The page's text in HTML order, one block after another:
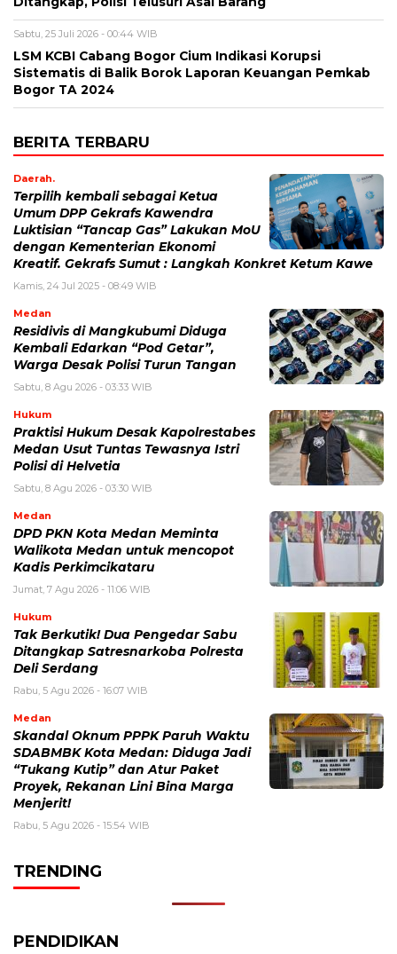
Sabtu, 25 Juli 2026 - 00:44 WIB
LSM KCBI Cabang Bogor Cium Indikasi Korupsi
Sistematis di Balik Borok Laporan Keuangan Pemkab
Bogor TA 2024
BERITA TERBARU
Daerah.
Terpilih kembali sebagai Ketua
Umum DPP Gekrafs Kawendra
Luktisian “Tancap Gas” Lakukan MoU
dengan Kementerian Ekonomi
Kreatif. Gekrafs Sumut : Langkah Konkret Ketum Kawe
Kamis, 24 Jul 2025 - 08:49 WIB
Medan
Residivis di Mangkubumi Diduga
Kembali Edarkan “Pod Getar”,
Warga Desak Polisi Turun Tangan
Sabtu, 8 Agu 2026 - 03:33 WIB
Hukum
Praktisi Hukum Desak Kapolrestabes
Medan Usut Tuntas Tewasnya Istri
Polisi di Helvetia
Sabtu, 8 Agu 2026 - 03:30 WIB
Medan
DPD PKN Kota Medan Meminta
Walikota Medan untuk mencopot
Kadis Perkimcikataru
Jumat, 7 Agu 2026 - 11:06 WIB
Hukum
Tak Berkutik! Dua Pengedar Sabu
Ditangkap Satresnarkoba Polresta
Deli Serdang
Rabu, 5 Agu 2026 - 16:07 WIB
Medan
Skandal Oknum PPPK Paruh Waktu
SDABMBK Kota Medan: Diduga Jadi
“Tukang Kutip” dan Atur Paket
Proyek, Rekanan Lini Bina Marga
Menjerit!
Rabu, 5 Agu 2026 - 15:54 WIB
TRENDING
PENDIDIKAN